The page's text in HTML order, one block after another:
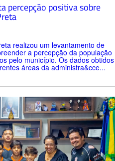
percepção positiva sobre
realizou um levantamento de
a percepção da população
pelo município. Os dados obtidos
áreas da administra&cce...